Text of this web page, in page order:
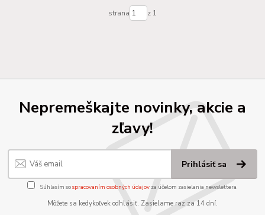
strana z 1
Nepremeškajte novinky, akcie a
zľavy!
Prihlásiť sa
Súhlasím sospracovaním osobných údajov za účelom zasielania newslettera.
Môžete sa kedykoľvek odhlásiť. Zasielame raz za 14 dní.